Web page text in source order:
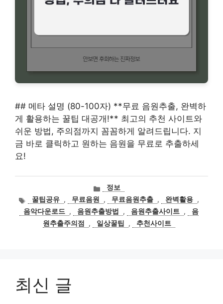
## 메타 설명 (80-100자) **무료 음원추출, 완벽하
게 활용하는 꿀팁 대공개!** 최고의 추천 사이트와
쉬운 방법, 주의점까지 꼼꼼하게 알려드립니다. 지
금 바로 클릭하고 원하는 음원을 무료로 추출하세
요!
카
고
리
정보
태
그
꿀팁공유 , 무료음원 , 무료음원추출 , 완벽활용 ,
음악다운로드 , 음원추출방법 , 음원추출사이트 ,
음
원추출주의점
, 일상꿀팁 , 추천사이트
최신 글